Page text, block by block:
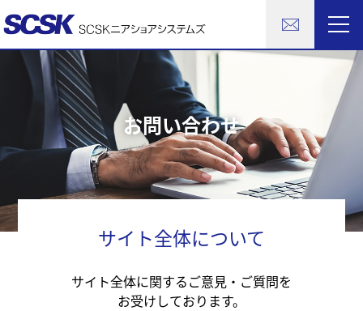
お問い合わせ
サイト全体について
サイト全体に関するご意見・ご質問を
お受けしております。